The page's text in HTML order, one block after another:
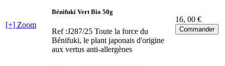
[+] Zoom
Bénifuki Vert Bio 50g
Ref :J287/25 Toute la force du
Bénifuki, le plant japonais d'origine
aux vertus anti-allergènes
16, 00 €